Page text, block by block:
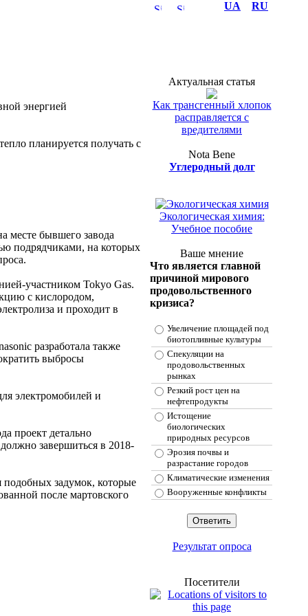
UA RU
энергией
планируется получать с
месте бывшего завода
подрядчиками, на которых
участником Tokyo Gas.
с кислородом,
и проходит в
разработала также
выбросы
электромобилей и
проект детально
завершиться в 2018-
подобных задумок, которые
после мартовского
Актуальная статья
Как трансгенный хлопок
расправляется с
вредителями
Nota Bene
Углеродный долг
Экологическая химия:
Учебное пособие
Ваше мнение
Что является главной
причиной мирового
продовольственного
кризиса?
Увеличение площадей под
биотопливные культуры
Спекуляции на
продовольственных
рынках
Резкий рост цен на
нефтепродукты
Истощение
биологических
природных ресурсов
Эрозия почвы и
разрастание городов
Климатические изменения
Вооруженные конфликты
Результат опроса
Посетители